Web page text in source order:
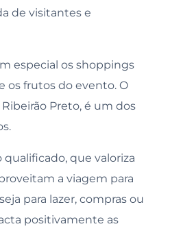
de visitantes e
especial os shoppings
os frutos do evento. O
Preto, é um dos
qualificado, que valoriza
a viagem para
para lazer, compras ou
positivamente as